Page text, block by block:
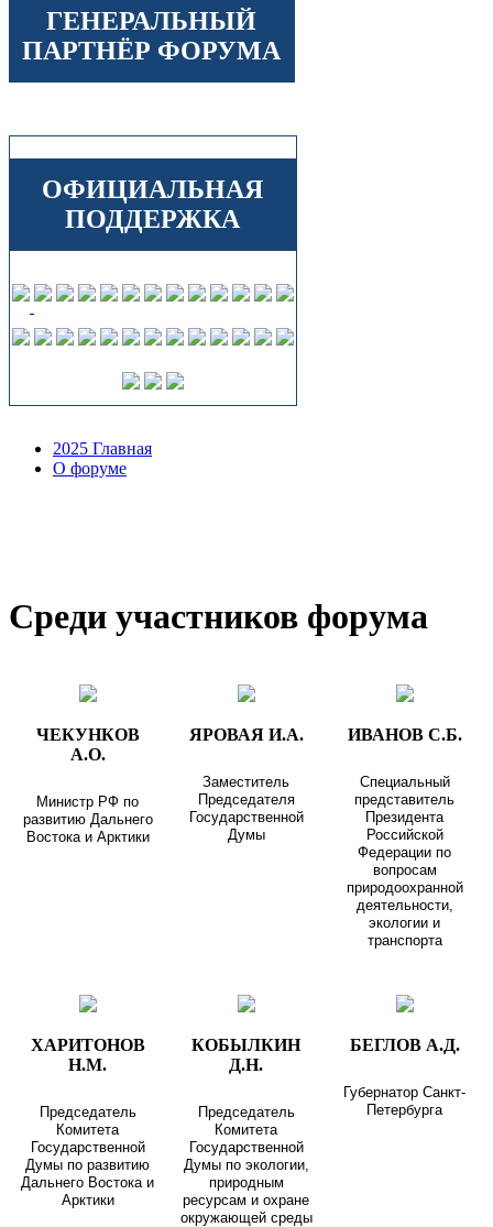
ГЕНЕРАЛЬНЫЙ
ПАРТНЁР ФОРУМА
ОФИЦИАЛЬНАЯ
ПОДДЕРЖКА
2025 Главная
О форуме
Среди участников форума
ЧЕКУНКОВ
А.О.
Министр РФ по
развитию Дальнего
Востока и Арктики
ЯРОВАЯ И.А.
Заместитель
Председателя
Государственной
Думы
ИВАНОВ С.Б.
Специальный
представитель
Президента
Российской
Федерации по
вопросам
природоохранной
деятельности,
экологии и
транспорта
ХАРИТОНОВ
Н.М.
Председатель
Комитета
Государственной
Думы по развитию
Дальнего Востока и
Арктики
КОБЫЛКИН
Д.Н.
Председатель
Комитета
Государственной
Думы по экологии,
природным
ресурсам и охране
окружающей среды
БЕГЛОВ А.Д.
Губернатор Санкт-
Петербурга